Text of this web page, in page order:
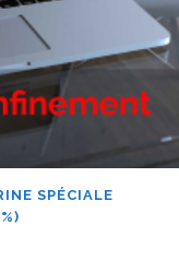
SPÉCIALE